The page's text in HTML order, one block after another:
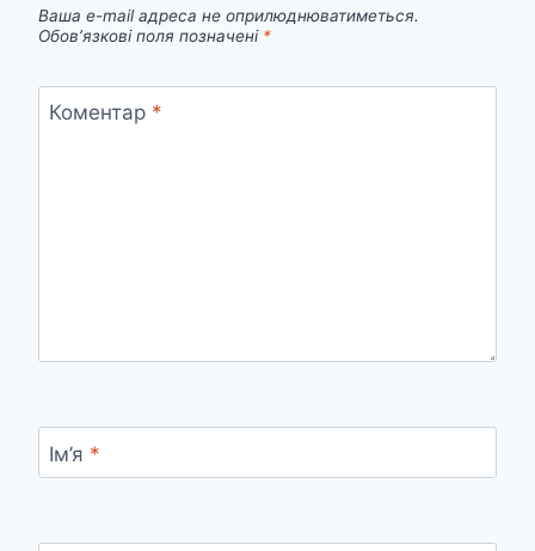
Ваша e-mail адреса не оприлюднюватиметься.
Обов’язкові поля позначені *
Коментар *
Ім’я *